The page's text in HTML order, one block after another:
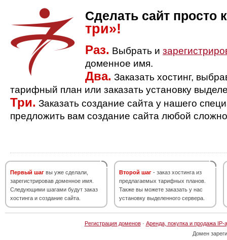
Сделать сайт просто
три»!
Раз. Выбрать и
доменное имя.
Два. Заказать хостинг,
тарифный план или заказать установку
Три. Заказать создание сайта у нашего
предложить вам создание сайта любой
Первый шаг вы уже сделали,
зарегистрировав доменное имя.
Следующими шагами будут заказ
хостинга и создание сайта.
Второй шаг - заказ хостинга из
предлагаемых тарифных планов.
Также вы можете заказать у нас
установку выделенного сервера.
Регистрация доменов· Аренда, покупка и продажа IP-
Домен